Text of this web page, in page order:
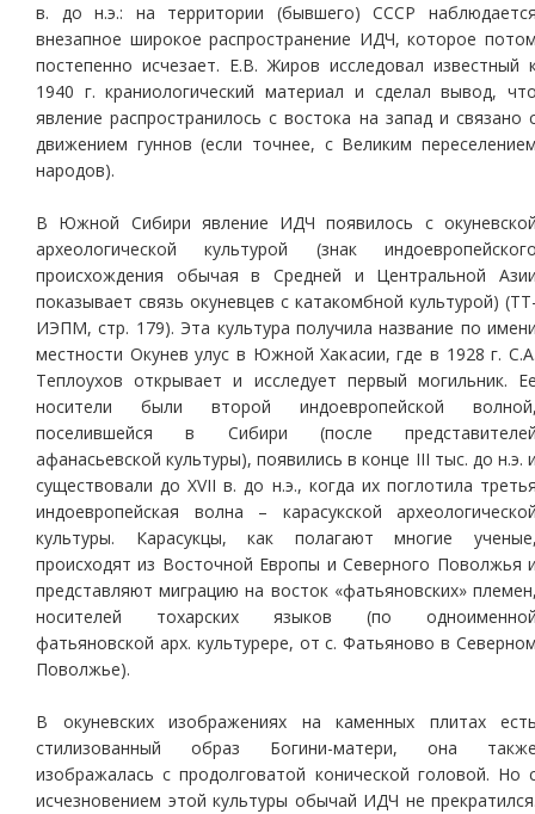
в. до н.э.: на территории (бывшего) СССР
внезапное широкое распространение ИДЧ, которое
постепенно исчезает. Е.В. Жиров исследовал известный
1940 г. краниологический материал и сделал вывод,
явление распространилось с востока на запад и связано
движением гуннов (если точнее, с Великим
народов).
В Южной Сибири явление ИДЧ появилось с
археологической культурой (знак
происхождения обычая в Средней и Центральной
показывает связь окуневцев с катакомбной культурой)
ИЭПМ, стр. 179). Эта культура получила название по
местности Окунев улус в Южной Хакасии, где в 1928 г.
Теплоухов открывает и исследует первый могильник.
носители были второй индоевропейской
поселившейся в Сибири (после
афанасьевской культуры), появились в конце III тыс. до н.э.
существовали до XVII в. до н.э., когда их поглотила
индоевропейская волна – карасукской
культуры. Карасукцы, как полагают многие
происходят из Восточной Европы и Северного Поволжья
представляют миграцию на восток «фатьяновских»
носителей тохарских языков (по
фатьяновской арх. культурере, от с. Фатьяново в
Поволжье).
В окуневских изображениях на каменных плитах
стилизованный образ Богини-матери, она
изображалась с продолговатой конической головой. Но
исчезновением этой культуры обычай ИДЧ не